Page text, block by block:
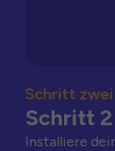
Schritt zwei
Schritt 2
Installiere